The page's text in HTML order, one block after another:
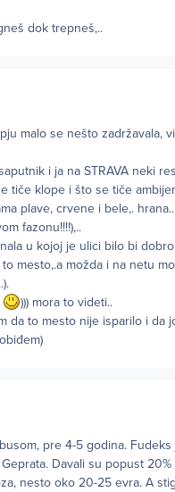
dok trepneš,..
malo se nešto zadržavala,
i ja na STRAVA neki
tiče klope i što se tiče
plave, crvene i bele,.
fazonu!!!!),..
u kojoj je ulici bilo bi
mesto,.a možda i na netu
))) mora to videti..
da to mesto nije isparilo i
pre 4-5 godina.
Davali su popust
nesto oko 20-25 evra. A